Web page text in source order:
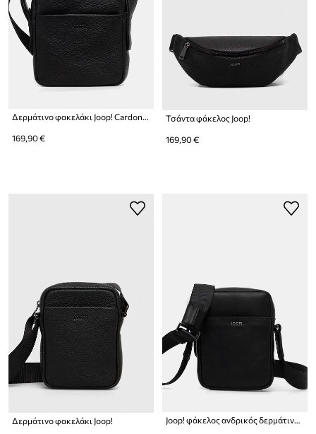
Δερμάτινο φακελάκι Joop! Cardona Luan
169,90 €
Τσάντα φάκελος Joop!
169,90 €
Δερμάτινο φακελάκι Joop! Joop! φάκελος ανδρικός δερμάτινος